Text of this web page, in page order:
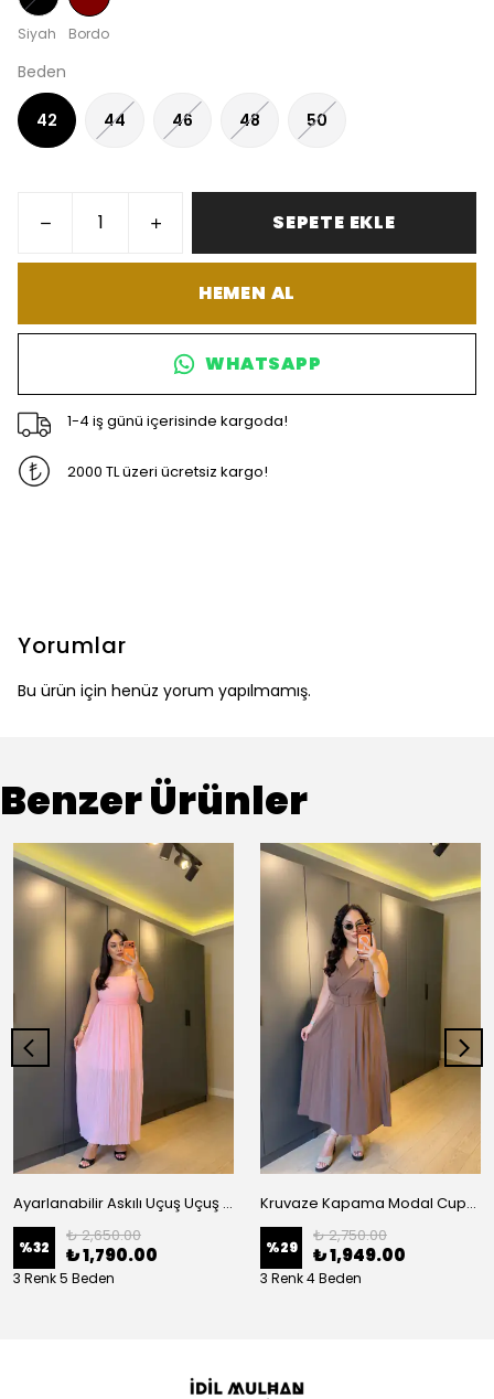
Siyah Bordo
Beden
42 44 46 48 50
SEPETE EKLE
HEMEN AL
WHATSAPP
1-4 iş günü içerisinde kargoda!
2000 TL üzeri ücretsiz kargo!
Yorumlar
Bu ürün için henüz yorum yapılmamış.
Benzer Ürünler
Ayarlanabilir Askılı Uçuş Uçuş Piliseli Elbise
%32
₺ 2,650.00
₺ 1,790.00
3 Renk 5 Beden
Kruvaze Kapama Modal Cupra Elbise
%29
₺ 2,750.00
₺ 1,949.00
3 Renk 4 Beden